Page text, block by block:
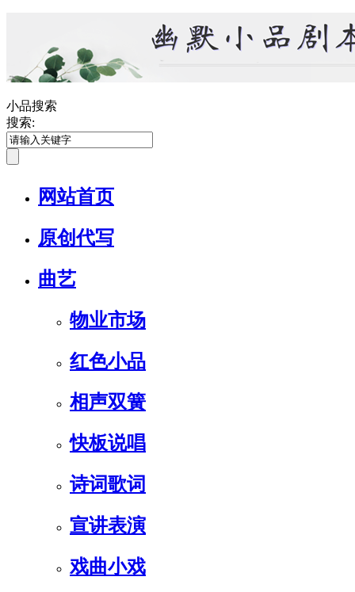
小品搜索
搜索:
网站首页
原创代写
曲艺
物业市场
红色小品
相声双簧
快板说唱
诗词歌词
宣讲表演
戏曲小戏